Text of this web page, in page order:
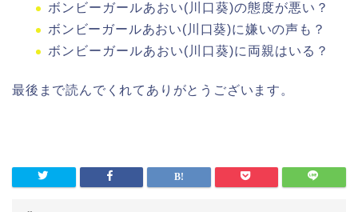
ボンビーガールあおい(川口葵)の態度が悪い？
ボンビーガールあおい(川口葵)に嫌いの声も？
ボンビーガールあおい(川口葵)に両親はいる？
最後まで読んでくれてありがとうございます。